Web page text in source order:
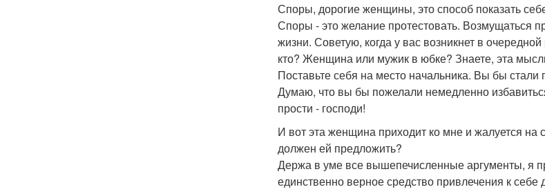
Споры, дорогие женщины, это способ показать
Споры - это желание протестовать. Возмущаться
жизни. Советую, когда у вас возникнет в
кто? Женщина или мужик в юбке? Знаете, эта
Поставьте себя на место начальника. Вы бы
Думаю, что вы бы пожелали немедленно
прости - господи!
И вот эта женщина приходит ко мне и жалуется на
должен ей предложить?
Держа в уме все вышепечисленные аргументы, я
единственно верное средство привлечения к себе